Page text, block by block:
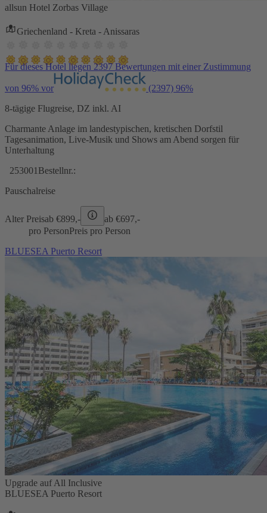
allsun Hotel Zorbas Village
Griechenland - Kreta - Anissaras
Für dieses Hotel liegen 2397 Bewertungen mit einer Zustimmung
von 96% vor (2397) 96%
8-tägige Flugreise, DZ inkl. AI
Charmante Anlage im landestypischen, kretischen Dorfstil
Tagesanimation, Live-Musik und Shows am Abend sorgen für
Unterhaltung
253001 Bestellnr.:
Pauschalreise
Alter Preisab €899,- ab €697,-
pro PersonPreis pro Person
BLUESEA Puerto Resort
Upgrade auf All Inclusive
BLUESEA Puerto Resort